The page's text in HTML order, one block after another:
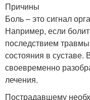
Причины
Боль – это сигнал
Например, если
последствием травмы
состояния в
своевременно
лечения.
Пострадавшему